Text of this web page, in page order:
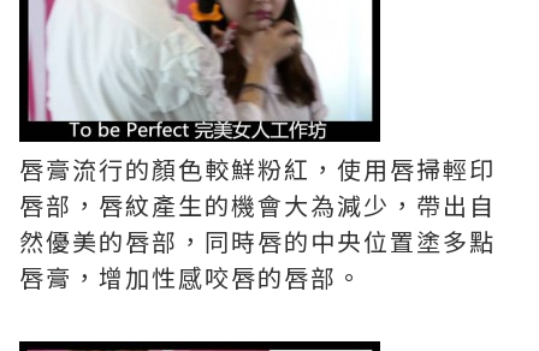
唇膏流行的顏色較鮮粉紅，使用唇掃輕印
唇部，唇紋產生的機會大為減少，帶出自
然優美的唇部，同時唇的中央位置塗多點
唇膏，增加性感咬唇的唇部。